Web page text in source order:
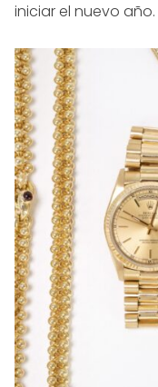
iniciar el nuevo año.